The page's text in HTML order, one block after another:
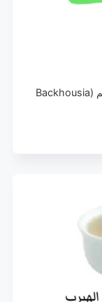
آس الليمون آس الليمون والمعروف عليما باسم (Backhousia